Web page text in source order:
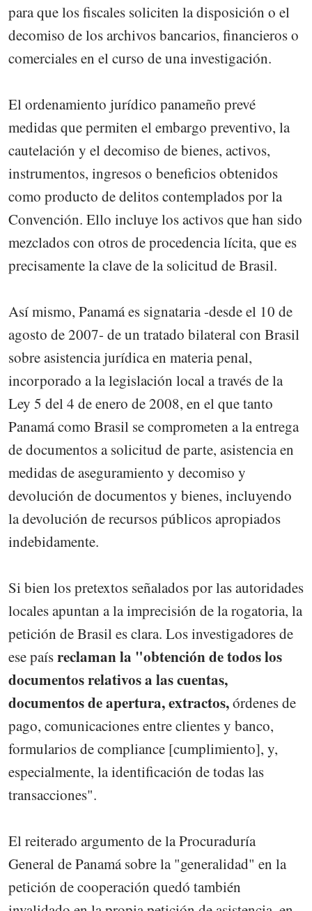
para que los fiscales soliciten la disposición o el
decomiso de los archivos bancarios, financieros o
comerciales en el curso de una investigación.
El ordenamiento jurídico panameño prevé
medidas que permiten el embargo preventivo, la
cautelación y el decomiso de bienes, activos,
instrumentos, ingresos o beneficios obtenidos
como producto de delitos contemplados por la
Convención. Ello incluye los activos que han sido
mezclados con otros de procedencia lícita, que es
precisamente la clave de la solicitud de Brasil.
Así mismo, Panamá es signataria -desde el 10 de
agosto de 2007- de un tratado bilateral con Brasil
sobre asistencia jurídica en materia penal,
incorporado a la legislación local a través de la
Ley 5 del 4 de enero de 2008, en el que tanto
Panamá como Brasil se comprometen a la entrega
de documentos a solicitud de parte, asistencia en
medidas de aseguramiento y decomiso y
devolución de documentos y bienes, incluyendo
la devolución de recursos públicos apropiados
indebidamente.
Si bien los pretextos señalados por las autoridades
locales apuntan a la imprecisión de la rogatoria, la
petición de Brasil es clara. Los investigadores de
ese paísreclaman la "obtención de todos los
documentos relativos a las cuentas,
documentos de apertura, extractos,órdenes de
pago, comunicaciones entre clientes y banco,
formularios de compliance [cumplimiento], y,
especialmente, la identificación de todas las
transacciones".
El reiterado argumento de la Procuraduría
General de Panamá sobre la "generalidad" en la
petición de cooperación quedó también